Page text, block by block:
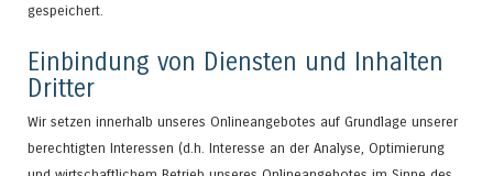
gespeichert.
Einbindung von Diensten und Inhalten
Dritter
Wir setzen innerhalb unseres Onlineangebotes auf Grundlage unserer
berechtigten Interessen (d.h. Interesse an der Analyse, Optimierung